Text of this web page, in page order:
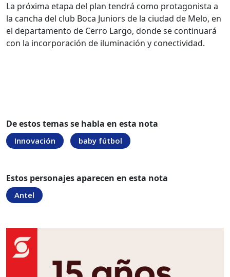
La próxima etapa del plan tendrá como protagonista a
la cancha del club Boca Juniors de la ciudad de Melo, en
el departamento de Cerro Largo, donde se continuará
con la incorporación de iluminación y conectividad.
De estos temas se habla en esta nota
Innovación baby fútbol
Estos personajes aparecen en esta nota
Antel